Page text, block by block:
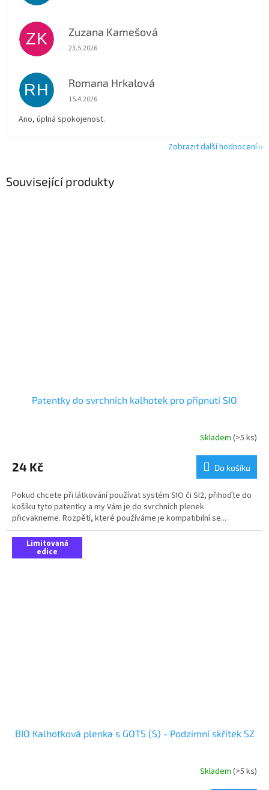
Související produkty
Patentky do svrchních kalhotek pro připnutí SIO
Skladem (>5 ks)
24 Kč Do košíku
Pokud chcete při látkování používat systém SIO či SI2, přihoďte do
košíku tyto patentky a my Vám je do svrchních plenek
přicvakneme. Rozpětí, které používáme je kompatibilní se...
Limitovaná
edice
BIO Kalhotková plenka s GOTS (S) - Podzimní skřítek SZ
Skladem (>5 ks)
ZK Zuzana Kamešová
Hodnocení obchodu je 5 z 5 hvězdiček.
23.5.2026
RH Romana Hrkalová
Hodnocení obchodu je 5 z 5 hvězdiček.
15.4.2026
Ano, úplná spokojenost.
Zobrazit další hodnocení